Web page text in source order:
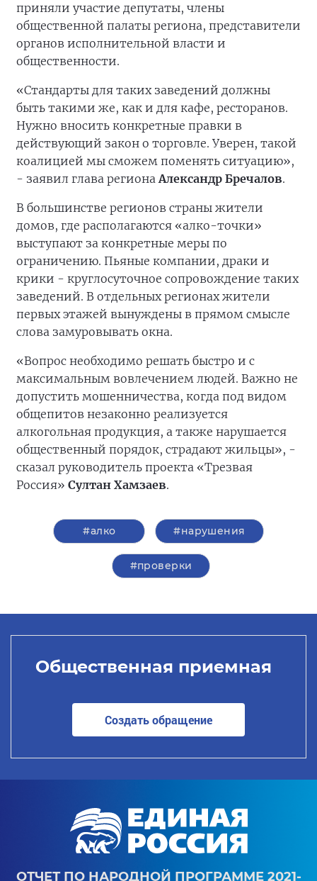
приняли участие депутаты, члены
общественной палаты региона, представители
органов исполнительной власти и
общественности.
«Стандарты для таких заведений должны
быть такими же, как и для кафе, ресторанов.
Нужно вносить конкретные правки в
действующий закон о торговле. Уверен, такой
коалицией мы сможем поменять ситуацию»,
- заявил глава регионаАлександр Бречалов.
В большинстве регионов страны жители
домов, где располагаются «алко-точки»
выступают за конкретные меры по
ограничению. Пьяные компании, драки и
крики - круглосуточное сопровождение таких
заведений. В отдельных регионах жители
первых этажей вынуждены в прямом смысле
слова замуровывать окна.
«Вопрос необходимо решать быстро и с
максимальным вовлечением людей. Важно не
допустить мошенничества, когда под видом
общепитов незаконно реализуется
алкогольная продукция, а также нарушается
общественный порядок, страдают жильцы», -
сказал руководитель проекта «Трезвая
Россия» Султан Хамзаев.
#алко #нарушения
#проверки
Общественная приемная
Создать обращение
ОТЧЕТ ПО НАРОДНОЙ ПРОГРАММЕ 2021-